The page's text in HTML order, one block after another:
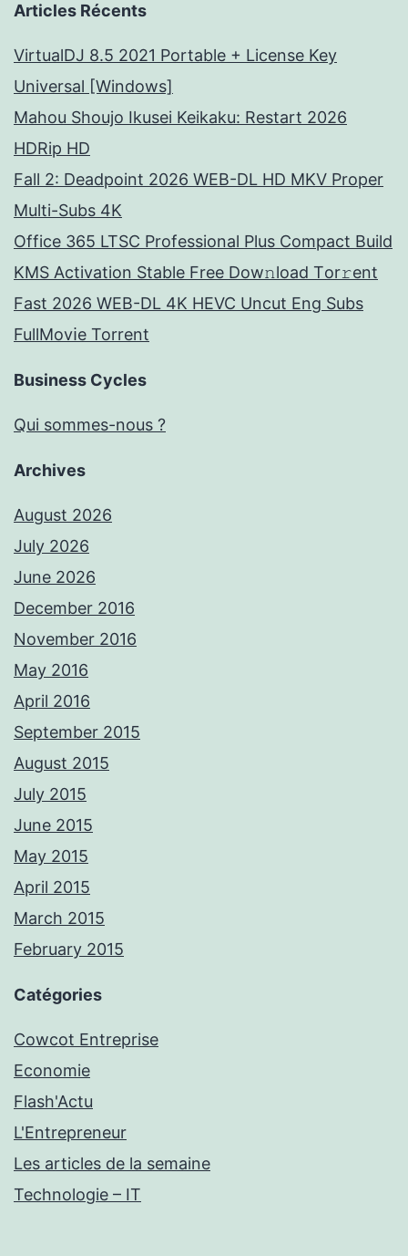
Articles Récents
VirtualDJ 8.5 2021 Portable + License Key
Universal [Windows]
Mahou Shoujo Ikusei Keikaku: Restart 2026
HDRip HD
Fall 2: Deadpoint 2026 WEB-DL HD MKV Proper
Multi-Subs 4K
Office 365 LTSC Professional Plus Compact Build
KMS Activation Stable Frее Dow𝚗load Tоr𝚛ent
Fast 2026 WEB-DL 4K HEVC Uncut Eng Subs
FullMov𝗂e Torrent
Business Cycles
Qui sommes-nous ?
Archives
August 2026
July 2026
June 2026
December 2016
November 2016
May 2016
April 2016
September 2015
August 2015
July 2015
June 2015
May 2015
April 2015
March 2015
February 2015
Catégories
Cowcot Entreprise
Economie
Flash'Actu
L'Entrepreneur
Les articles de la semaine
Technologie – IT